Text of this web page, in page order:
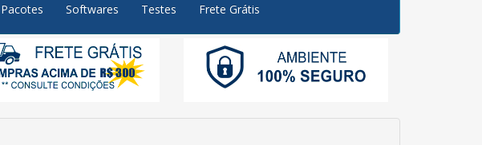
Pacotes Softwares Testes Frete Grátis